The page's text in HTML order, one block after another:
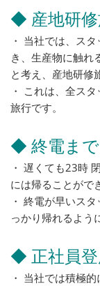
◆ 産地研
・ 当社では、ス
き、生産物に触れ
と考え、産地研修
・ これは、全ス
旅行です。
◆ 終電ま
・ 遅くても23時
には帰ることがで
・ 終電が早いス
っかり帰れるよう
◆ 正社員
・ 当社では積極